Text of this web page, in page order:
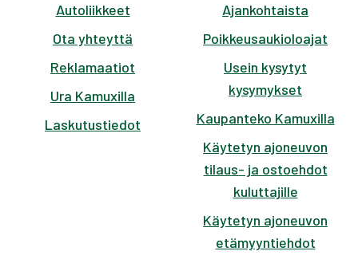
Autoliikkeet
Ota yhteyttä
Reklamaatiot
Ura Kamuxilla
Laskutustiedot
Ajankohtaista
Poikkeusaukioloajat
Usein kysytyt
kysymykset
Kaupanteko Kamuxilla
Käytetyn ajoneuvon
tilaus- ja ostoehdot
kuluttajille
Käytetyn ajoneuvon
etämyyntiehdot